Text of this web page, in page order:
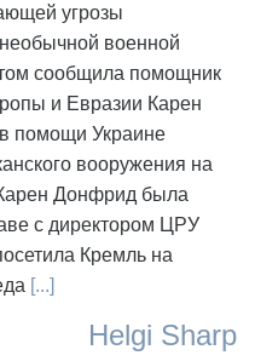
угрозы
военной
сообщила помощник
и Евразии Карен
помощи Украине
вооружения на
Донфрид была
с директором ЦРУ
Кремль на
[...]
Helgi Sharp